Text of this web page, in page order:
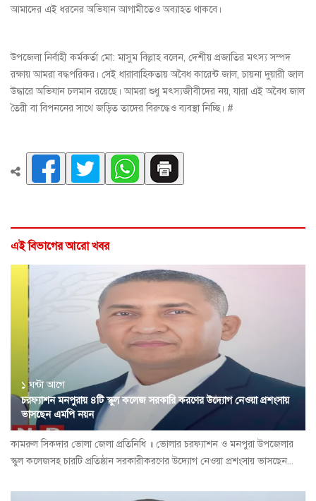
আমাদের এই ধরনের অভিযান আগামীতেও অব্যাহত থাকবে।
উপজেলা নির্বাহী কর্মকর্তা মো: মাসুম বিল্লাহ বলেন, দেশীয় প্রজাতির মৎস্য সম্পদ
রক্ষায় আমরা বদ্ধপরিকর। সেই ধারাবাহিকতায় অবৈধ কারেন্ট জাল, চায়না দুয়ারী জাল
উদ্ধারে অভিযান চলমান রয়েছে। আমরা শুধু মৎস্যজীবীদের নয়, যারা এই অবৈধ জাল
তৈরী বা বিপননের সাথে জড়িত তাদের বিরুদ্ধেও ব্যবস্থা নিচ্ছি। #
এই বিভাগের আরো খবর
১ ঘন্টা আগে
চরফ্যাশন মনপুরায় ৪টি স্কুল কলেজ সরকারি করণের উদ্যোগ নেওয়া প্রশংসায়
ভাসছেন এমপি নয়ন
কামরুল সিকদার ভোলা জেলা প্রতিনিধি ॥ ভোলার চরফ্যাশন ও মনপুরা উপজেলার
স্কুল কলেজসহ চারটি প্রতিষ্ঠান সরকারীকরণের উদ্যোগ নেওয়া প্রশংসায় ভাসছেন...